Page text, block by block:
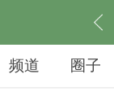
频道 圈子